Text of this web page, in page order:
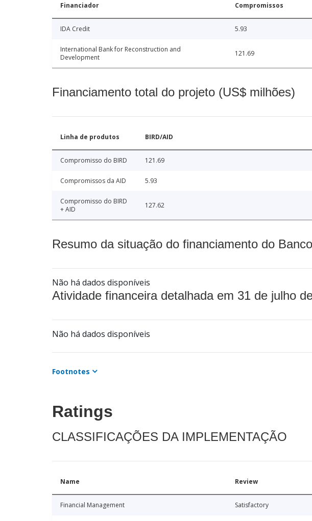
Financiador Compromissos
IDA Credit 5.93
International Bank for Reconstruction and
Development
121.69
Financiamento total do projeto (US$ milhões)
Linha de produtos BIRD/AID
Compromisso do BIRD 121.69
Compromissos da AID 5.93
Compromisso do BIRD
+ AID
127.62
Resumo da situação do financiamento do
Não há dados disponíveis
Atividade financeira detalhada em 31 de julho
Não há dados disponíveis
Footnotes
Ratings
CLASSIFICAÇÕES DA IMPLEMENTAÇÃO
Name Review
Financial Management Satisfactory